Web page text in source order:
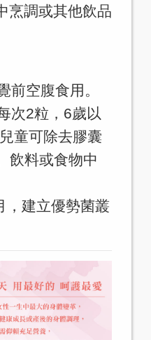
烹調或其他飲品
前空腹食用。
次2粒，6歲以
童可除去膠囊
飲料或食物中
，建立優勢菌叢